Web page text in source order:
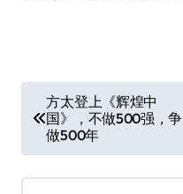
章
导
航
方太登上《辉煌中
国》，不做500强，争
做500年